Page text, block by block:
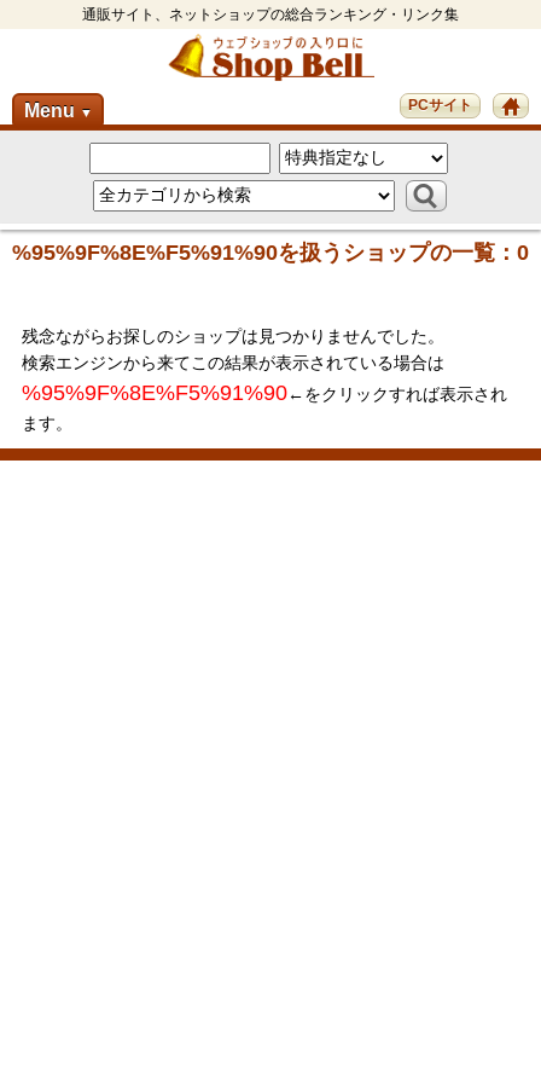
通販サイト、ネットショップの総合ランキング・リンク集
Menu ▼ PCサイト
%95%9F%8E%F5%91%90を扱うショップの一覧：0
残念ながらお探しのショップは見つかりませんでした。
検索エンジンから来てこの結果が表示されている場合は
%95%9F%8E%F5%91%90←をクリックすれば表示され
ます。